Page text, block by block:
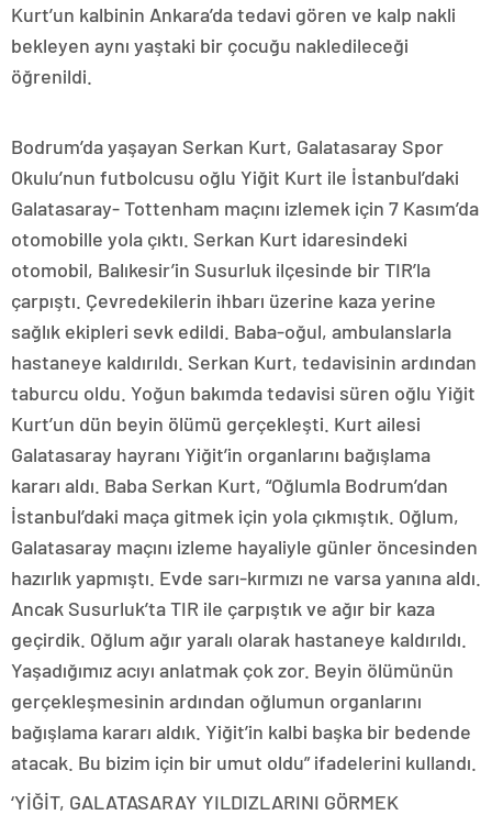
Kurt’un kalbinin Ankara’da tedavi gören ve kalp nakli
bekleyen aynı yaştaki bir çocuğu nakledileceği
öğrenildi.
Bodrum’da yaşayan Serkan Kurt, Galatasaray Spor
Okulu’nun futbolcusu oğlu Yiğit Kurt ile İstanbul’daki
Galatasaray- Tottenham maçını izlemek için 7 Kasım’da
otomobille yola çıktı. Serkan Kurt idaresindeki
otomobil, Balıkesir’in Susurluk ilçesinde bir TIR’la
çarpıştı. Çevredekilerin ihbarı üzerine kaza yerine
sağlık ekipleri sevk edildi. Baba-oğul, ambulanslarla
hastaneye kaldırıldı. Serkan Kurt, tedavisinin ardından
taburcu oldu. Yoğun bakımda tedavisi süren oğlu Yiğit
Kurt’un dün beyin ölümü gerçekleşti. Kurt ailesi
Galatasaray hayranı Yiğit’in organlarını bağışlama
kararı aldı. Baba Serkan Kurt, “Oğlumla Bodrum’dan
İstanbul’daki maça gitmek için yola çıkmıştık. Oğlum,
Galatasaray maçını izleme hayaliyle günler öncesinden
hazırlık yapmıştı. Evde sarı-kırmızı ne varsa yanına aldı.
Ancak Susurluk’ta TIR ile çarpıştık ve ağır bir kaza
geçirdik. Oğlum ağır yaralı olarak hastaneye kaldırıldı.
Yaşadığımız acıyı anlatmak çok zor. Beyin ölümünün
gerçekleşmesinin ardından oğlumun organlarını
bağışlama kararı aldık. Yiğit’in kalbi başka bir bedende
atacak. Bu bizim için bir umut oldu” ifadelerini kullandı.
‘YİĞİT, GALATASARAY YILDIZLARINI GÖRMEK